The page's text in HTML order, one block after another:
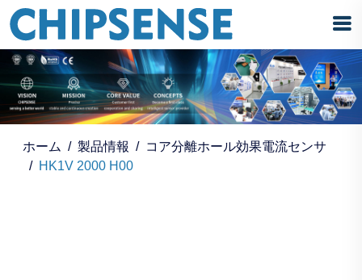
ホーム 製品情報
コア分離ホール効果電流センサ
HK1V 2000 H00